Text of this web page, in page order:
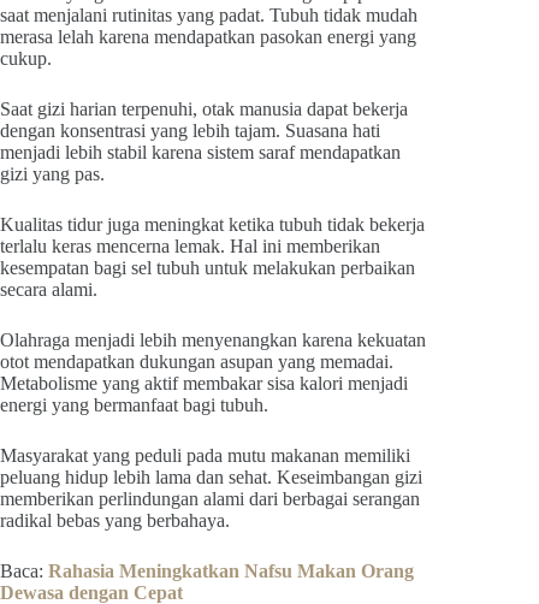
saat menjalani rutinitas yang padat. Tubuh tidak mudah
merasa lelah karena mendapatkan pasokan energi yang
cukup.
Saat gizi harian terpenuhi, otak manusia dapat bekerja
dengan konsentrasi yang lebih tajam. Suasana hati
menjadi lebih stabil karena sistem saraf mendapatkan
gizi yang pas.
Kualitas tidur juga meningkat ketika tubuh tidak bekerja
terlalu keras mencerna lemak. Hal ini memberikan
kesempatan bagi sel tubuh untuk melakukan perbaikan
secara alami.
Olahraga menjadi lebih menyenangkan karena kekuatan
otot mendapatkan dukungan asupan yang memadai.
Metabolisme yang aktif membakar sisa kalori menjadi
energi yang bermanfaat bagi tubuh.
Masyarakat yang peduli pada mutu makanan memiliki
peluang hidup lebih lama dan sehat. Keseimbangan gizi
memberikan perlindungan alami dari berbagai serangan
radikal bebas yang berbahaya.
Baca: Rahasia Meningkatkan Nafsu Makan Orang
Dewasa dengan Cepat